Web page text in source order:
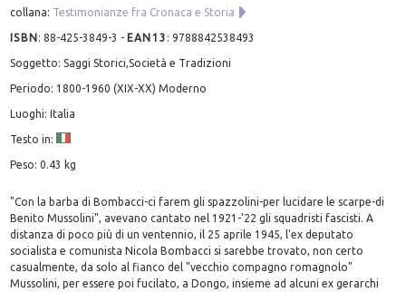
collana: Testimonianze fra Cronaca e Storia
ISBN:88-425-3849-3 - EAN13 :9788842538493
Soggetto: Saggi Storici,Società e Tradizioni
Periodo: 1800-1960 (XIX-XX) Moderno
Luoghi: Italia
Testo in:
Peso: 0.43 kg
"Con la barba di Bombacci-ci farem gli spazzolini-per lucidare le scarpe-di
Benito Mussolini", avevano cantato nel 1921-'22 gli squadristi fascisti. A
distanza di poco più di un ventennio, il 25 aprile 1945, l'ex deputato
socialista e comunista Nicola Bombacci si sarebbe trovato, non certo
casualmente, da solo al fianco del "vecchio compagno romagnolo"
Mussolini, per essere poi fucilato, a Dongo, insieme ad alcuni ex gerarchi